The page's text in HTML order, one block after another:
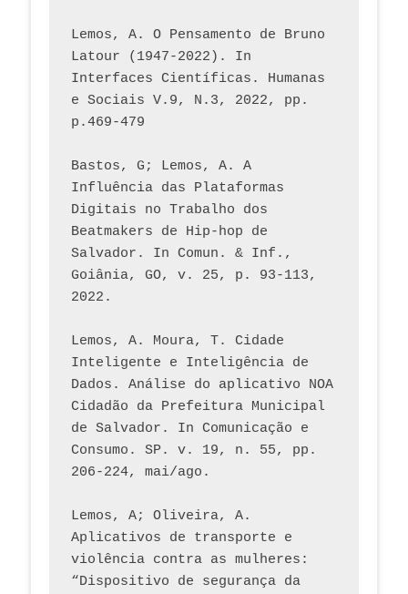
Lemos, A. O Pensamento de Bruno
Latour (1947-2022). In
Interfaces Científicas. Humanas
e Sociais V.9, N.3, 2022, pp.
p.469-479
Bastos, G; Lemos, A. A
Influência das Plataformas
Digitais no Trabalho dos
Beatmakers de Hip-hop de
Salvador. In Comun. & Inf.,
Goiânia, GO, v. 25, p. 93-113,
2022.
Lemos, A. Moura, T. Cidade
Inteligente e Inteligência de
Dados. Análise do aplicativo NOA
Cidadão da Prefeitura Municipal
de Salvador. In Comunicação e
Consumo. SP. v. 19, n. 55, pp.
206-224, mai/ago.
Lemos, A; Oliveira, A.
Aplicativos de transporte e
violência contra as mulheres:
“Dispositivo de segurança da